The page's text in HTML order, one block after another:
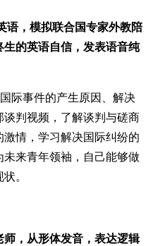
语，模拟联合国专家外教陪
的英语自信，发表语音纯
际事件的产生原因、解决
判视频，了解谈判与磋商
情，学习解决国际纠纷的
来青年领袖，自己能够做
。
，从形体发音，表达逻辑